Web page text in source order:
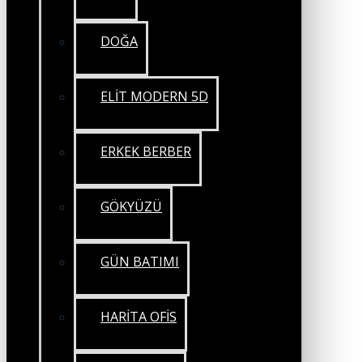
DOĞA
ELİT MODERN 5D
ERKEK BERBER
GÖKYÜZÜ
GÜN BATIMI
HARİTA OFİS